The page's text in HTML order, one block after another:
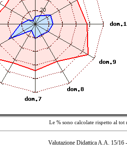
Le % sono calcolate rispetto al
Valutazione Didattica A.A. 15/16